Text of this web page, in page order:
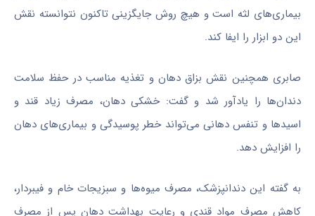
بیماری‌های لثه است و هیچ روش جایگزینی تاکنون نتوانسته نقش
این دو ابزار را ایفا کند.
صابری همچنین نقش بزاق دهان و تغذیه مناسب در حفظ سلامت
دندان‌ها را یادآور شد و گفت: خشکی دهان، مصرف زیاد قند و
اسیدها و تنفس دهانی می‌تواند خطر پوسیدگی و بیماری‌های دهان
را افزایش دهد.
به گفته این دندانپزشک، مصرف میوه‌ها و سبزیجات خام و فیبردار،
کاهش مصرف مواد قندی و رعایت بهداشت دهان پس از مصرف